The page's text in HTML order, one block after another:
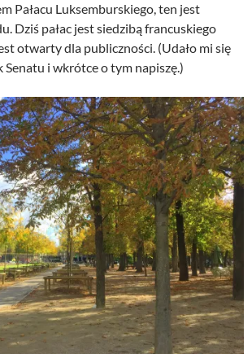
Pałacu Luksemburskiego, ten jest
Dziś pałac jest siedzibą francuskiego
otwarty dla publiczności. (Udało mi się
i wkrótce o tym napiszę.)